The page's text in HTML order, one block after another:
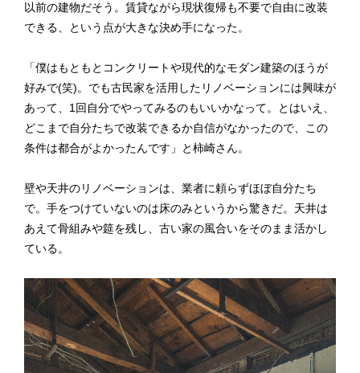
以前の建物だそう。賃貸ながら現状復帰も不要で自由に改装
できる、という点が大きな決め手になった。
「僕はもともとコンクリートや現代的なモダン建築のほうが
好みで(笑)。でも古民家を活用したリノベーションには興味が
あって、1回自分でやってみるのもいいかなって。とはいえ、
どこまで自分たちで改装できるか自信がなかったので、この
条件は都合がよかったんです」と柿崎さん。
壁や天井のリノベーションは、業者に頼らずほぼ自分たち
で。手をつけていないのは床のみというから驚きだ。天井は
あえて骨組みや筵を残し、古い家の風合いをそのまま活かし
ている。